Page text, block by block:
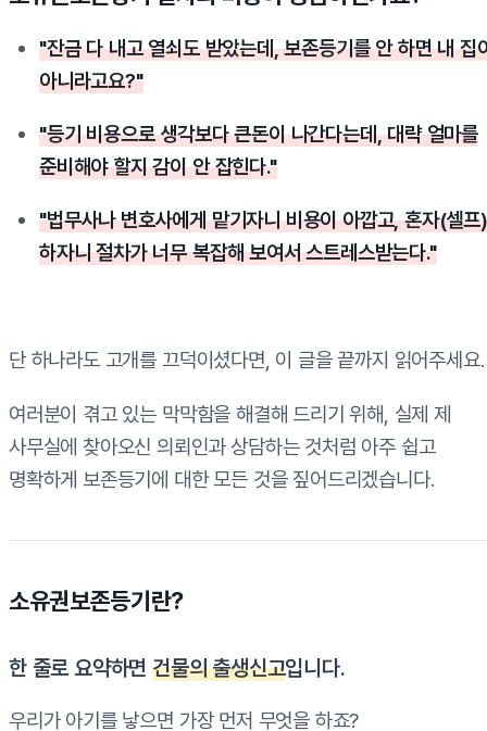
"잔금 다 내고 열쇠도 받았는데, 보존등기를 안 하면 내 집
아니라고요?"
"등기 비용으로 생각보다 큰돈이 나간다는데, 대략 얼마를
준비해야 할지 감이 안 잡힌다."
"법무사나 변호사에게 맡기자니 비용이 아깝고, 혼자(셀프)
하자니 절차가 너무 복잡해 보여서 스트레스받는다."
단 하나라도 고개를 끄덕이셨다면, 이 글을 끝까지 읽어주세요.
여러분이 겪고 있는 막막함을 해결해 드리기 위해, 실제 제
사무실에 찾아오신 의뢰인과 상담하는 것처럼 아주 쉽고
명확하게 보존등기에 대한 모든 것을 짚어드리겠습니다.
소유권보존등기란?
한 줄로 요약하면 건물의 출생신고입니다.
우리가 아기를 낳으면 가장 먼저 무엇을 하죠?